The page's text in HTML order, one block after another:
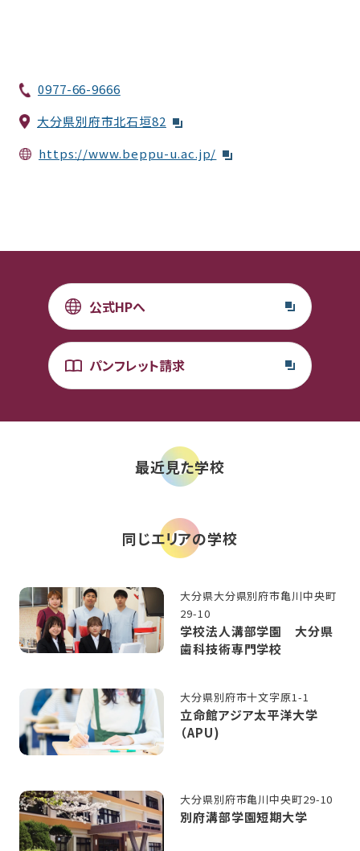
0977-66-9666
大分県別府市北石垣82
https://www.beppu-u.ac.jp/
公式HPへ
パンフレット請求
最近見た学校
同じエリアの学校
大分県大分県別府市亀川中央町
29-10
学校法人溝部学園 大分県
歯科技術専門学校
大分県別府市十文字原1-1
立命館アジア太平洋大学
（APU)
大分県別府市亀川中央町29-10
別府溝部学園短期大学